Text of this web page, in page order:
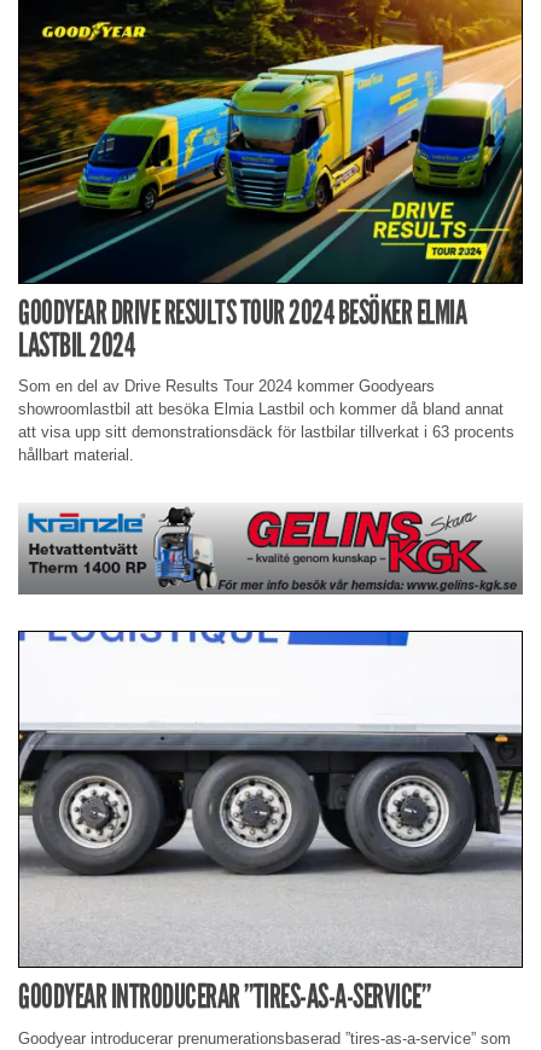
GOODYEAR DRIVE RESULTS TOUR 2024 BESÖKER ELMIA
LASTBIL 2024
Som en del av Drive Results Tour 2024 kommer Goodyears
showroomlastbil att besöka Elmia Lastbil och kommer då bland annat
att visa upp sitt demonstrationsdäck för lastbilar tillverkat i 63 procents
hållbart material.
GOODYEAR INTRODUCERAR ”TIRES-AS-A-SERVICE”
Goodyear introducerar prenumerationsbaserad ”tires-as-a-service” som